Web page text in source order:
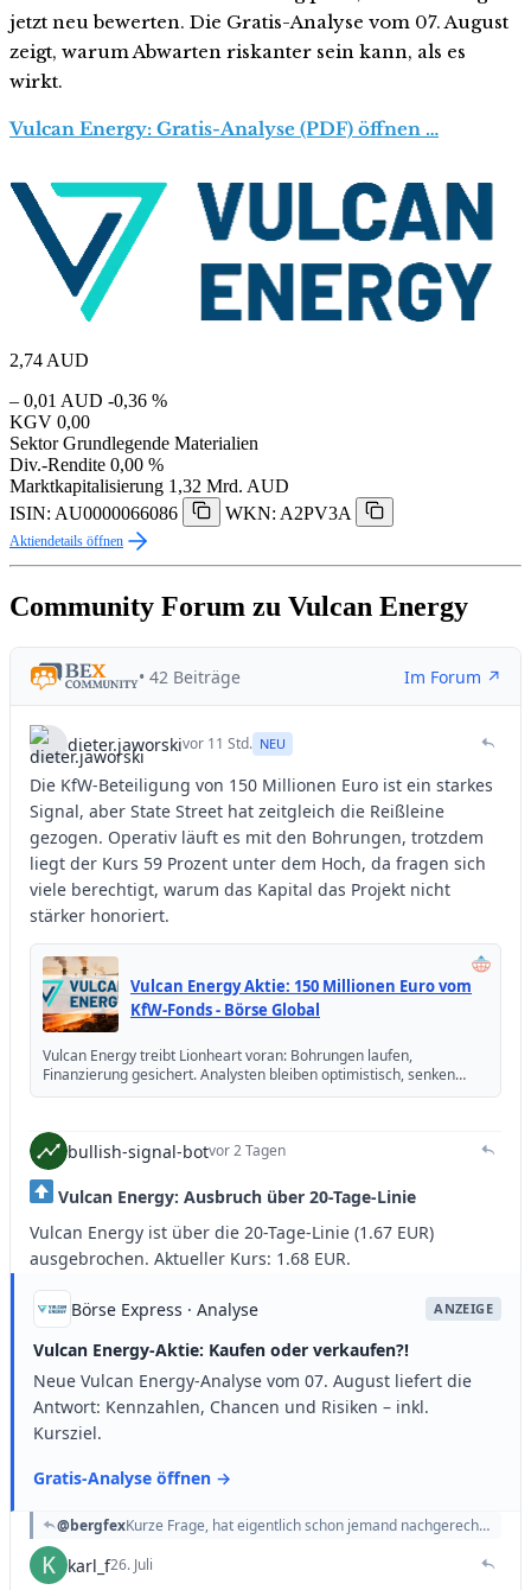
jetzt neu bewerten. Die Gratis-Analyse vom 07. August
zeigt, warum Abwarten riskanter sein kann, als es
wirkt.
Vulcan Energy: Gratis-Analyse (PDF) öffnen …
2,74AUD
– 0,01 AUD -0,36 %
KGV 0,00
Sektor Grundlegende Materialien
Div.-Rendite 0,00 %
Marktkapitalisierung 1,32 Mrd. AUD
ISIN: AU0000066086
WKN: A2PV3A
Aktiendetails öffnen
Community Forum zu Vulcan Energy